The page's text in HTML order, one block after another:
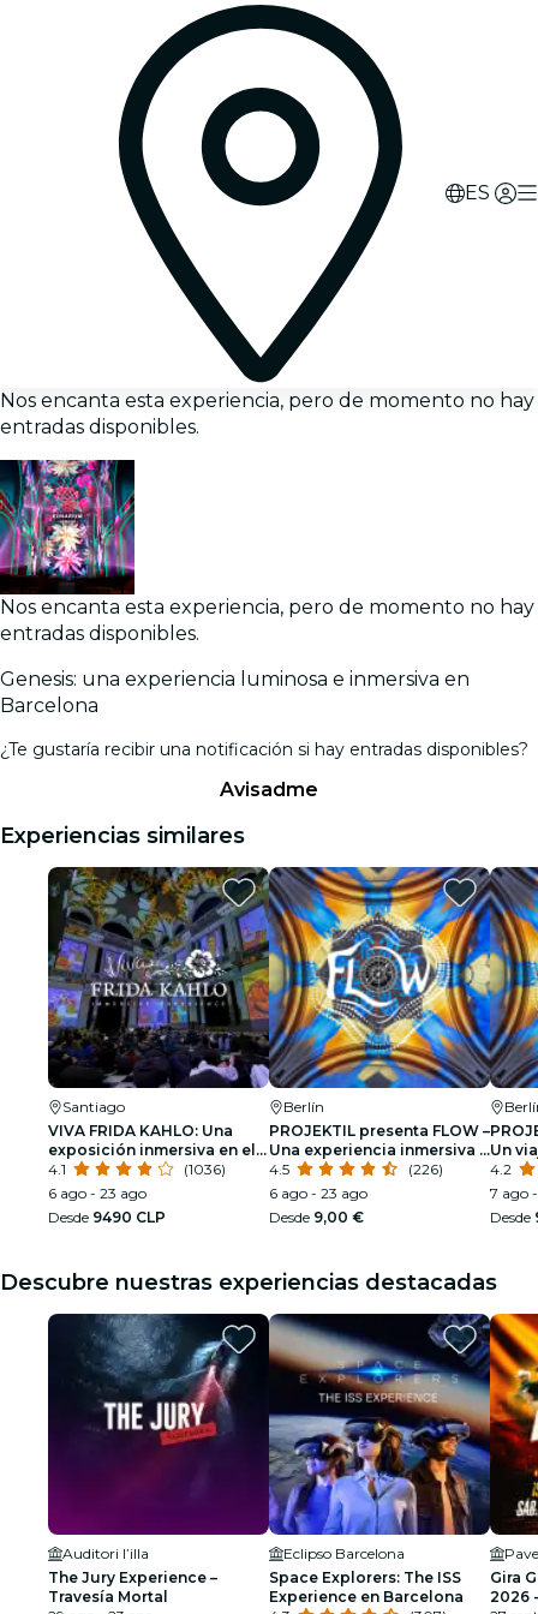
ES
Nos encanta esta experiencia, pero de momento no hay
entradas disponibles.
Nos encanta esta experiencia, pero de momento no hay
entradas disponibles.
Genesis: una experiencia luminosa e inmersiva en
Barcelona
¿Te gustaría recibir una notificación si hay entradas disponibles?
Avisadme
Experiencias similares
Santiago
VIVA FRIDA KAHLO: Una
exposición inmersiva en el
corazón de Santiago
4.1
(1036)
6 ago - 23 ago
Desde 9490 CLP
Berlín
PROJEKTIL presenta FLOW –
Una experiencia inmersiva a
lo largo de Smetana Moldau
4.5
(226)
6 ago - 23 ago
Desde 9,00 €
Un
de
4.2
7 ago
Desde
Descubre nuestras experiencias destacadas
Auditori l’illa
The Jury Experience –
Travesía Mortal
Eclipso Barcelona
Space Explorers: The ISS
Experience en Barcelona
Gira
2026